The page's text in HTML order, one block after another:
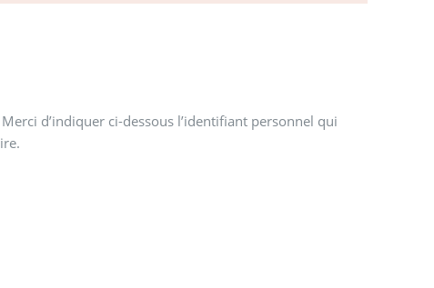
d’indiquer ci-dessous l’identifiant personnel qui